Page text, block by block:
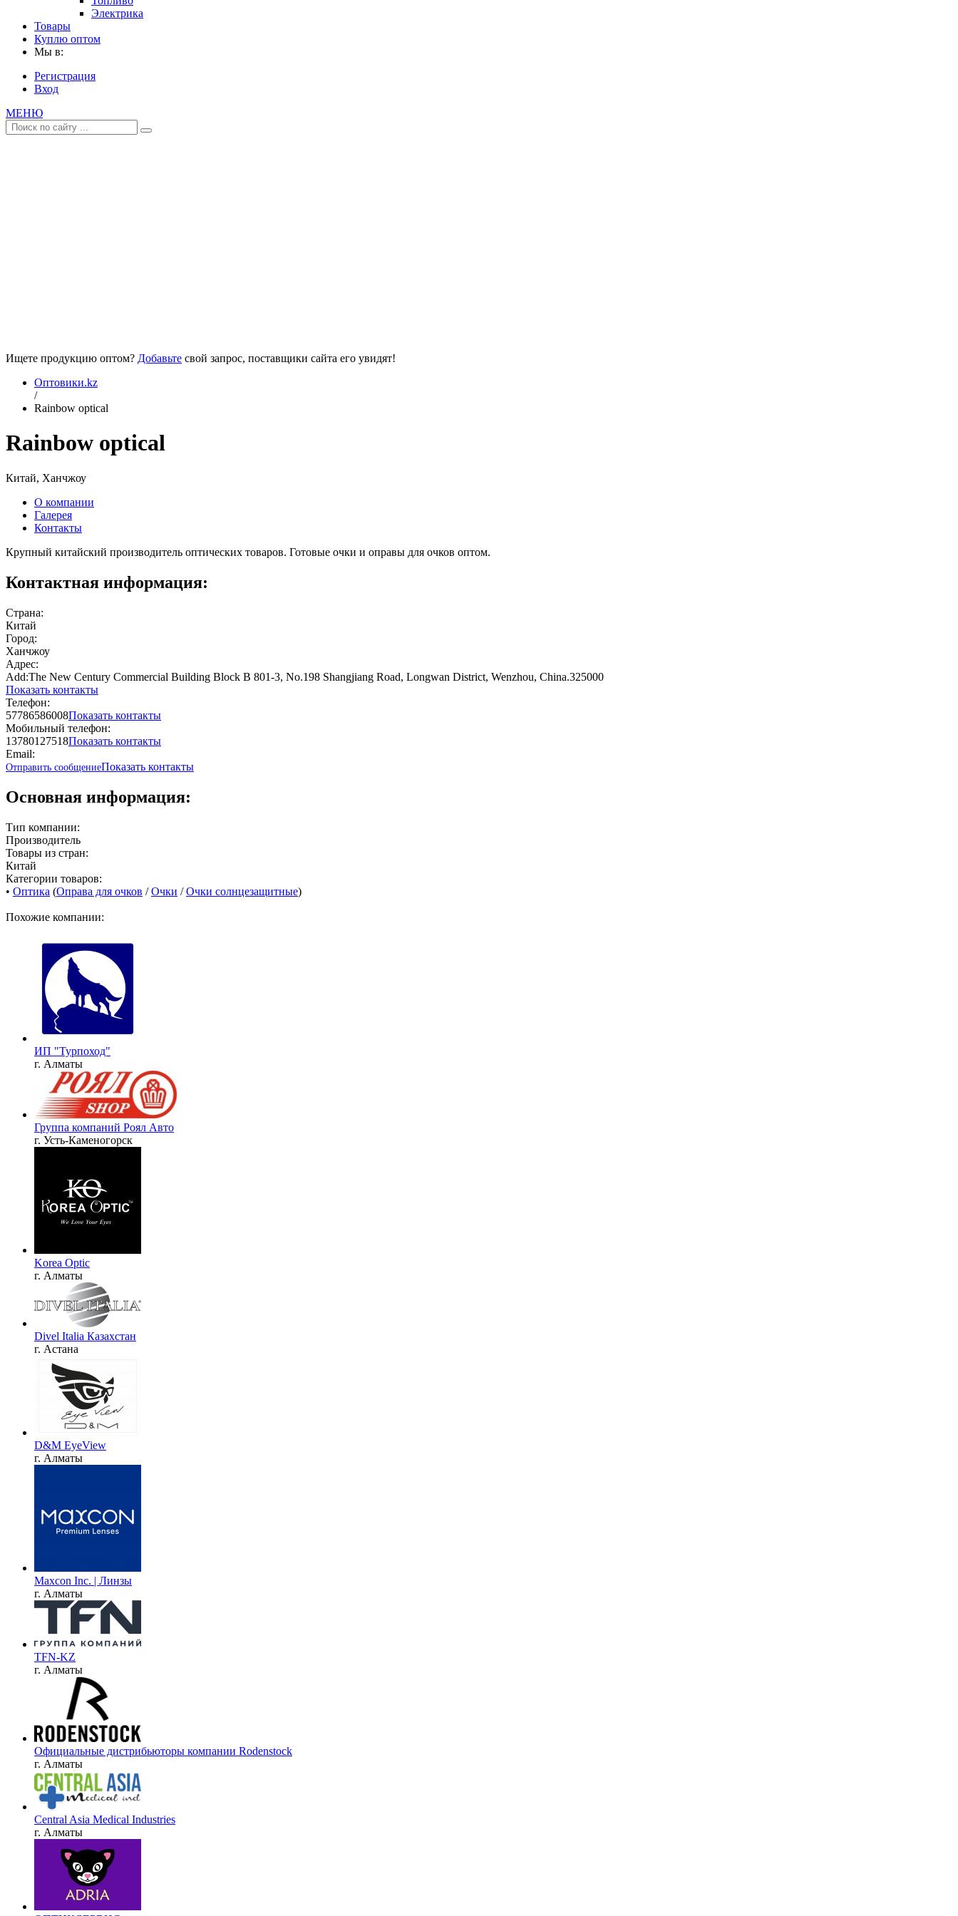
Электрика
Товары
Куплю оптом
Мы в:
Регистрация
Вход
МЕНЮ
Ищете продукцию оптом? Добавьте свой запрос, поставщики сайта его увидят!
Оптовики.kz
/
Rainbow optical
Rainbow optical
Китай, Ханчжоу
О компании
Галерея
Контакты
Крупный китайский производитель оптических товаров. Готовые очки и оправы для очков оптом.
Контактная информация:
Страна:
Китай
Город:
Ханчжоу
Адрес:
Add:The New Century Commercial Building Block B 801-3, No.198 Shangjiang Road, Longwan District, Wenzhou, China.325000
Показать контакты
Телефон:
57786586008Показать контакты
Мобильный телефон:
13780127518Показать контакты
Email:
Отправить сообщениеПоказать контакты
Основная информация:
Тип компании:
Производитель
Товары из стран:
Китай
Категории товаров:
• Оптика (Оправа для очков /Очки /Очки солнцезащитные)
Похожие компании:
ИП "Турпоход"
г. Алматы
Группа компаний Роял Авто
г. Усть-Каменогорск
Korea Optic
г. Алматы
Divel Italia Казахстан
г. Астана
D&M EyeView
г. Алматы
Maxcon Inc. | Линзы
г. Алматы
TFN-KZ
г. Алматы
Официальные дистрибьюторы компании Rodenstock
г. Алматы
Central Asia Medical Industries
г. Алматы